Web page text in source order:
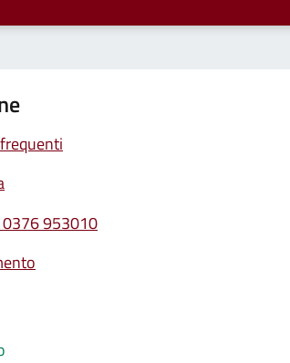
953010